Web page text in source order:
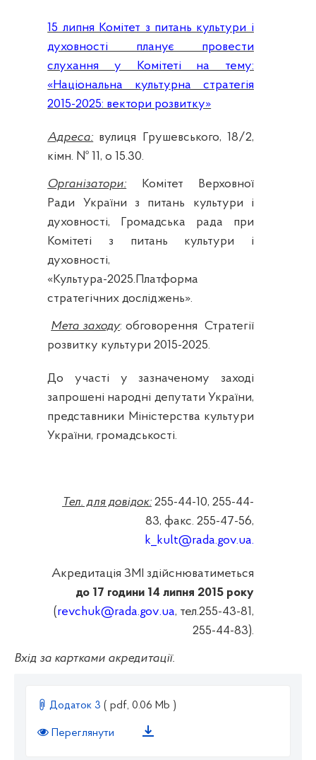
15 липня Комітет з питань культури і
духовності планує провести
слухання у Комітеті на тему:
«Національна культурна стратегія
2015-2025: вектори розвитку»
Адреса: вулиця Грушевського, 18/2,
кімн. № 11, о 15.30.
Організатори: Комітет Верховної
Ради України з питань культури і
духовності, Громадська рада при
Комітеті з питань культури і
духовності,
«Культура-2025.Платформа
стратегічних досліджень».
Мета заходу: обговорення Стратегії
розвитку культури 2015-2025.
До участі у зазначеному заході
запрошені народні депутати України,
представники Міністерства культури
України, громадськості.
Тел. для довідок:255-44-10, 255-44-
83, факс. 255-47-56,
k_kult@rada.gov.ua.
Акредитація ЗМІ здійснюватиметься
до 17 години 14 липня 2015 року
(revchuk@rada.gov.ua, тел.255-43-81,
255-44-83).
Вхід за картками акредитації.
Додаток 3 ( pdf, 0.06 Mb )
Переглянути